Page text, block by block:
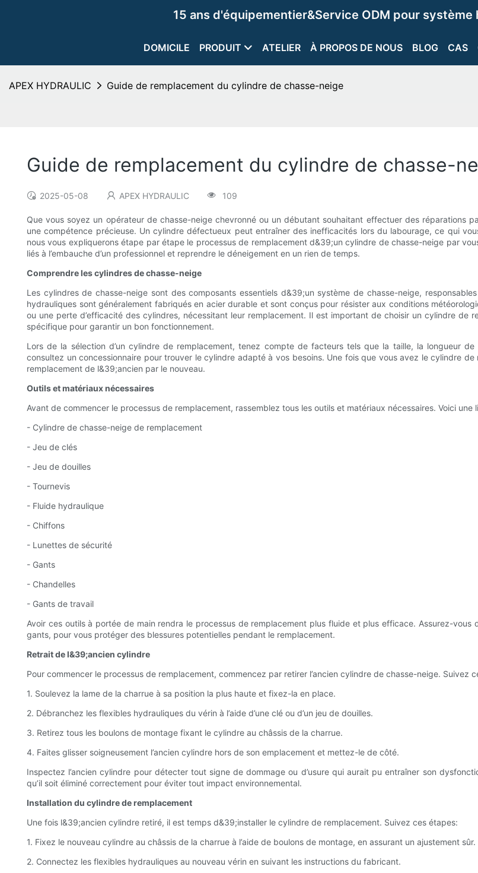
15 ans d'équipementier&Service ODM pour
DOMICILE PRODUIT ATELIER À PROPOS DE NOUS BLOG CAS
APEX HYDRAULIC Guide de remplacement du cylindre de chasse-neige
Guide de remplacement du cylindre de chasse-
2025-05-08 APEX HYDRAULIC 109
Que vous soyez un opérateur de chasse-neige chevronné ou un débutant souhaitant effectuer des réparations
une compétence précieuse. Un cylindre défectueux peut entraîner des inefficacités lors du labourage, ce qui
nous vous expliquerons étape par étape le processus de remplacement d&39;un cylindre de chasse-neige par
liés à l’embauche d’un professionnel et reprendre le déneigement en un rien de temps.
Comprendre les cylindres de chasse-neige
Les cylindres de chasse-neige sont des composants essentiels d&39;un système de chasse-neige,
hydrauliques sont généralement fabriqués en acier durable et sont conçus pour résister aux conditions
ou une perte d’efficacité des cylindres, nécessitant leur remplacement. Il est important de choisir un cylindre
spécifique pour garantir un bon fonctionnement.
Lors de la sélection d’un cylindre de remplacement, tenez compte de facteurs tels que la taille, la longueur
consultez un concessionnaire pour trouver le cylindre adapté à vos besoins. Une fois que vous avez le cylindre
remplacement de l&39;ancien par le nouveau.
Outils et matériaux nécessaires
Avant de commencer le processus de remplacement, rassemblez tous les outils et matériaux nécessaires. Voici
- Cylindre de chasse-neige de remplacement
- Jeu de clés
- Jeu de douilles
- Tournevis
- Fluide hydraulique
- Chiffons
- Lunettes de sécurité
- Gants
- Chandelles
- Gants de travail
Avoir ces outils à portée de main rendra le processus de remplacement plus fluide et plus efficace. Assurez-
gants, pour vous protéger des blessures potentielles pendant le remplacement.
Retrait de l&39;ancien cylindre
Pour commencer le processus de remplacement, commencez par retirer l’ancien cylindre de chasse-neige. Suivez
1. Soulevez la lame de la charrue à sa position la plus haute et fixez-la en place.
2. Débranchez les flexibles hydrauliques du vérin à l’aide d’une clé ou d’un jeu de douilles.
3. Retirez tous les boulons de montage fixant le cylindre au châssis de la charrue.
4. Faites glisser soigneusement l’ancien cylindre hors de son emplacement et mettez-le de côté.
Inspectez l’ancien cylindre pour détecter tout signe de dommage ou d’usure qui aurait pu entraîner son
qu’il soit éliminé correctement pour éviter tout impact environnemental.
Installation du cylindre de remplacement
Une fois l&39;ancien cylindre retiré, il est temps d&39;installer le cylindre de remplacement. Suivez ces étapes:
1. Fixez le nouveau cylindre au châssis de la charrue à l’aide de boulons de montage, en assurant un ajustement sûr.
2. Connectez les flexibles hydrauliques au nouveau vérin en suivant les instructions du fabricant.